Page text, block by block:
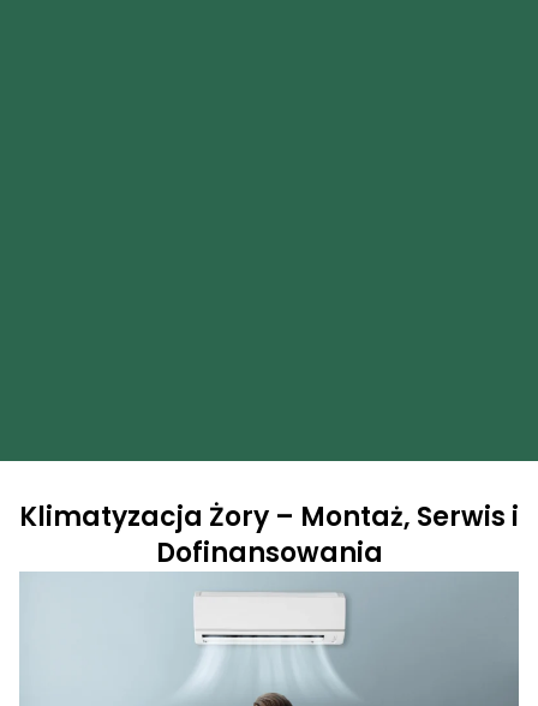
Klimatyzacja Żory – Montaż, Serwis i
Dofinansowania